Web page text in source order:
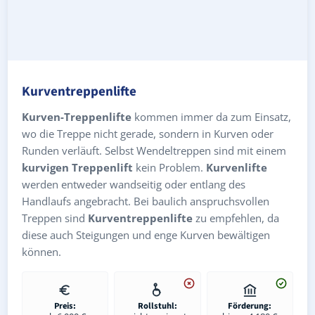
Kurventreppenlifte
Kurven-Treppenlifte kommen immer da zum Einsatz,
wo die Treppe nicht gerade, sondern in Kurven oder
Runden verläuft. Selbst Wendeltreppen sind mit einem
kurvigen Treppenlift kein Problem. Kurvenlifte
werden entweder wandseitig oder entlang des
Handlaufs angebracht. Bei baulich anspruchsvollen
Treppen sind Kurventreppenlifte zu empfehlen, da
diese auch Steigungen und enge Kurven bewältigen
können.
Preis: Rollstuhl: Förderung: